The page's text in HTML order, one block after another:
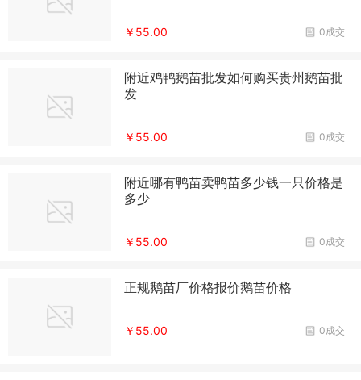
0成交
￥55.00
附近鸡鸭鹅苗批发如何购买贵州鹅苗批
发
0成交
￥55.00
附近哪有鸭苗卖鸭苗多少钱一只价格是
多少
0成交
￥55.00
正规鹅苗厂价格报价鹅苗价格
0成交
￥55.00